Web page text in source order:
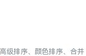
级排序、颜色排序、合并